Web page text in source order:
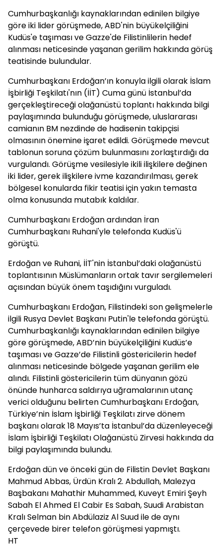
Cumhurbaşkanlığı kaynaklarından edinilen bilgiye
göre iki lider görüşmede, ABD'nin büyükelçiliğini
Kudüs'e taşıması ve Gazze'de Filistinlilerin hedef
alınması neticesinde yaşanan gerilim hakkında görüş
teatisinde bulundular.
Cumhurbaşkanı Erdoğan’ın konuyla ilgili olarak İslam
İşbirliği Teşkilatı'nın (İİT) Cuma günü İstanbul’da
gerçekleştireceği olağanüstü toplantı hakkında bilgi
paylaşımında bulunduğu görüşmede, uluslararası
camianın BM nezdinde de hadisenin takipçisi
olmasının önemine işaret edildi. Görüşmede mevcut
tablonun soruna çözüm bulunmasını zorlaştırdığı da
vurgulandı. Görüşme vesilesiyle ikili ilişkilere değinen
iki lider, gerek ilişkilere ivme kazandırılması, gerek
bölgesel konularda fikir teatisi için yakın temasta
olma konusunda mutabık kaldılar.
Cumhurbaşkanı Erdoğan ardından İran
Cumhurbaşkanı Ruhani'yle telefonda Kudüs'ü
görüştü.
Erdoğan ve Ruhani, İİT'nin İstanbul’daki olağanüstü
toplantısının Müslümanların ortak tavır sergilemeleri
açısından büyük önem taşıdığını vurguladı.
Cumhurbaşkanı Erdoğan, Filistindeki son gelişmelerle
ilgili Rusya Devlet Başkanı Putin'le telefonda görüştü.
Cumhurbaşkanlığı kaynaklarından edinilen bilgiye
göre görüşmede, ABD’nin büyükelçiliğini Kudüs’e
taşıması ve Gazze’de Filistinli göstericilerin hedef
alınması neticesinde bölgede yaşanan gerilim ele
alındı. Filistinli göstericilerin tüm dünyanın gözü
önünde hunharca saldırıya uğramalarının utanç
verici olduğunu belirten Cumhurbaşkanı Erdoğan,
Türkiye’nin İslam İşbirliği Teşkilatı zirve dönem
başkanı olarak 18 Mayıs’ta İstanbul’da düzenleyeceği
İslam İşbirliği Teşkilatı Olağanüstü Zirvesi hakkında da
bilgi paylaşımında bulundu.
Erdoğan dün ve önceki gün de Filistin Devlet Başkanı
Mahmud Abbas, Ürdün Kralı 2. Abdullah, Malezya
Başbakanı Mahathir Muhammed, Kuveyt Emiri Şeyh
Sabah El Ahmed El Cabir Es Sabah, Suudi Arabistan
Kralı Selman bin Abdülaziz Al Suud ile de aynı
çerçevede birer telefon görüşmesi yapmıştı.
HT